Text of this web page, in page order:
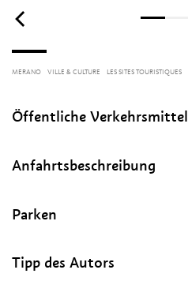
MERANO VILLE & CULTURE LES SITES TOURISTIQUES
Öffentliche Verkehrsmittel
Anfahrtsbeschreibung
Parken
Tipp des Autors